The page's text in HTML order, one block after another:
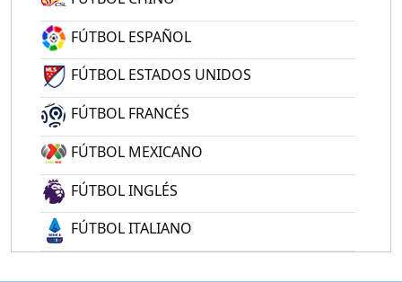
FÚTBOL ESPAÑOL
FÚTBOL ESTADOS UNIDOS
FÚTBOL FRANCÉS
FÚTBOL MEXICANO
FÚTBOL INGLÉS
FÚTBOL ITALIANO